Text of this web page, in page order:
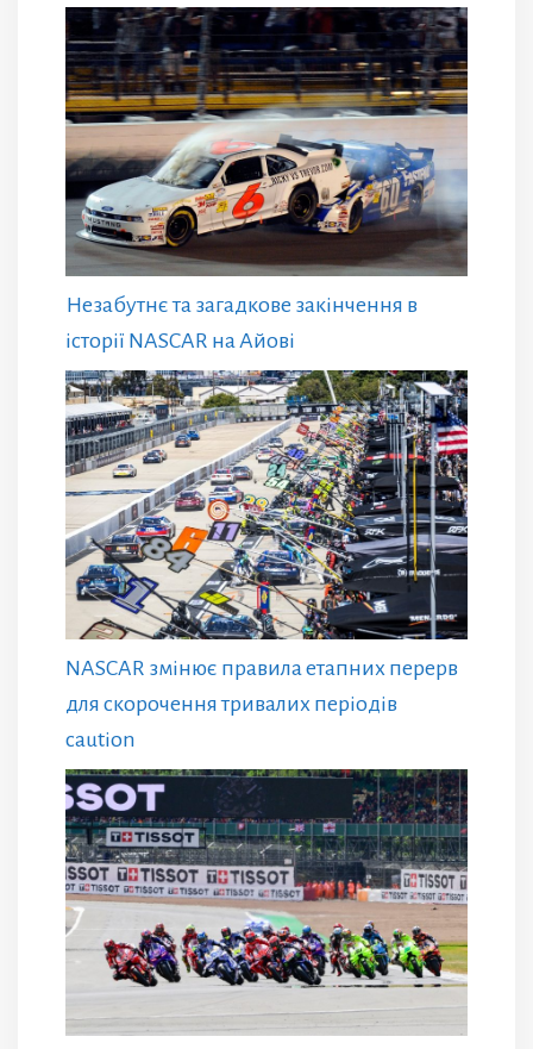
Незабутнє та загадкове закінчення в
історії NASCAR на Айові
NASCAR змінює правила етапних перерв
для скорочення тривалих періодів
caution